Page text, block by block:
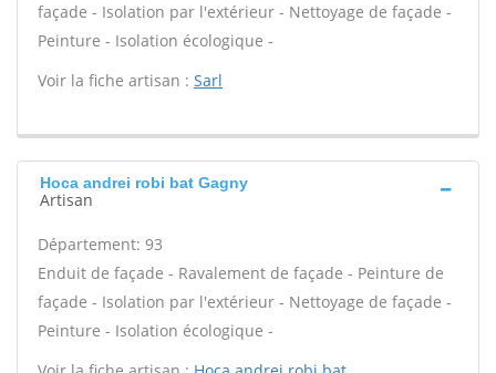
façade - Isolation par l'extérieur - Nettoyage de façade -
Peinture - Isolation écologique -
Voir la fiche artisan : Sarl
Hoca andrei robi bat Gagny
Artisan
Département: 93
Enduit de façade - Ravalement de façade - Peinture de
façade - Isolation par l'extérieur - Nettoyage de façade -
Peinture - Isolation écologique -